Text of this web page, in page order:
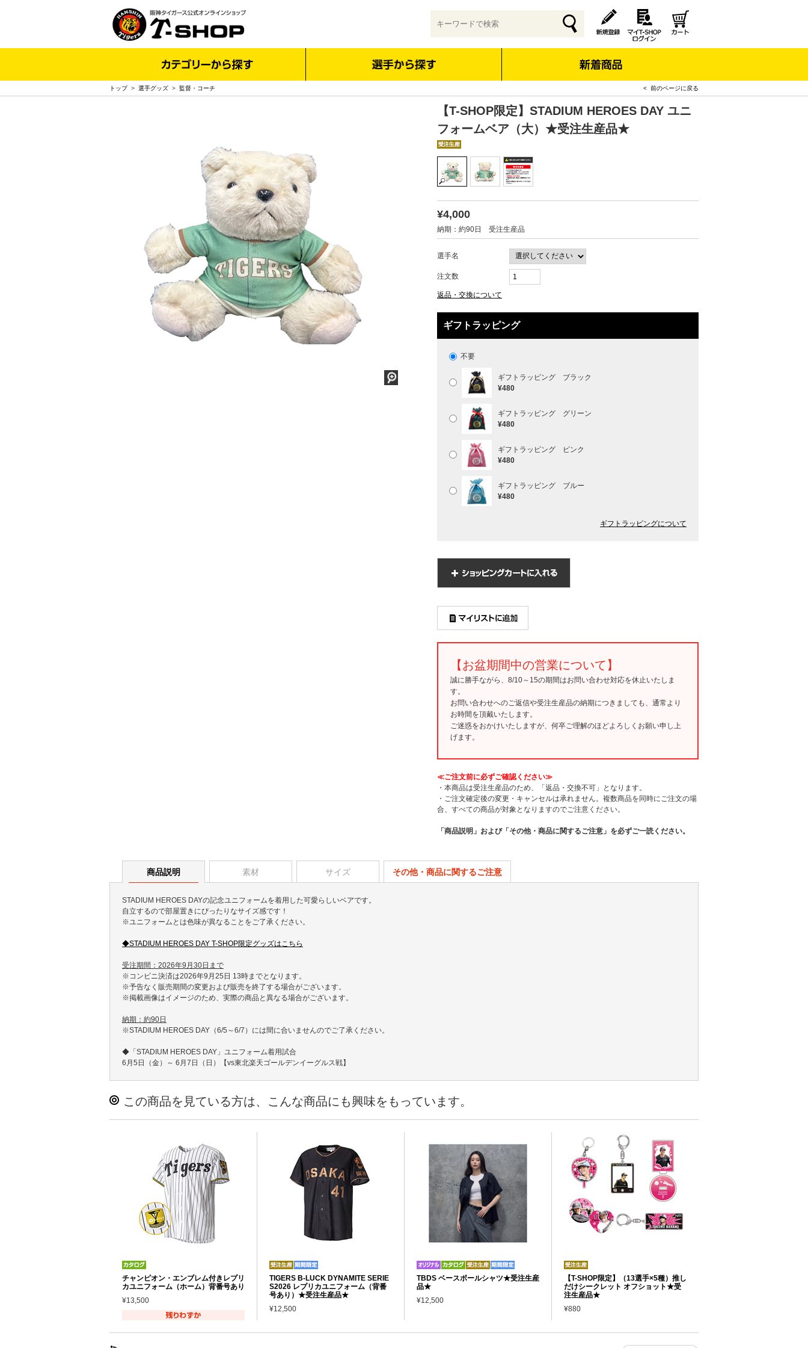
トップ> 選手グッズ > 監督・コーチ < 前のページに戻る
【T-SHOP限定】STADIUM HEROES DAY ユニ
フォームベア（大）★受注生産品★
¥4,000
納期：約90日 受注生産品
選手名
注文数
返品・交換について
ギフトラッピング
不要
ギフトラッピング ブラック
¥480
ギフトラッピング グリーン
¥480
ギフトラッピング ピンク
¥480
ギフトラッピング ブルー
¥480
ギフトラッピングについて
【お盆期間中の営業について】
誠に勝手ながら、8/10～15の期間はお問い合わせ対応を休止いたしま
す。
お問い合わせへのご返信や受注生産品の納期につきましても、通常より
お時間を頂戴いたします。
ご迷惑をおかけいたしますが、何卒ご理解のほどよろしくお願い申し上
げます。
≪ご注文前に必ずご確認ください≫
・本商品は受注生産品のため、「返品・交換不可」となります。
・ご注文確定後の変更・キャンセルは承れません。複数商品を同時にご注文の場
合、すべての商品が対象となりますのでご注意ください。
「商品説明」および「その他・商品に関するご注意」を必ずご一読ください。
商品説明 素材 サイズ その他・商品に関するご注意
STADIUM HEROES DAYの記念ユニフォームを着用した可愛らしいベアです。
自立するので部屋置きにぴったりなサイズ感です！
※ユニフォームとは色味が異なることをご了承ください。
◆STADIUM HEROES DAY T-SHOP限定グッズはこちら
受注期間：2026年9月30日まで
※コンビニ決済は2026年9月25日 13時までとなります。
※予告なく販売期間の変更および販売を終了する場合がございます。
※掲載画像はイメージのため、実際の商品と異なる場合がございます。
納期：約90日
※STADIUM HEROES DAY（6/5～6/7）には間に合いませんのでご了承ください。
◆「STADIUM HEROES DAY」ユニフォーム着用試合
6月5日（金）～ 6月7日（日）【vs東北楽天ゴールデンイーグルス戦】
この商品を見ている方は、こんな商品にも興味をもっています。
チャンピオン・エンブレム付きレプリ
カユニフォーム（ホーム）背番号あり
¥13,500
TIGERS B-LUCK DYNAMITE SERIE
S2026 レプリカユニフォーム（背番
号あり）★受注生産品★
¥12,500
TBDS ベースボールシャツ★受注生産
品★
¥12,500
【T-SHOP限定】（13選手×5種）推し
だけシークレット オフショット★受
注生産品★
¥880